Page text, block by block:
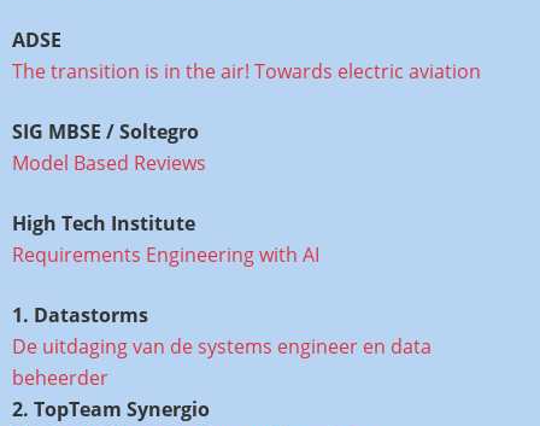
ADSE
The transition is in the air! Towards electric aviation
SIG MBSE / Soltegro
Model Based Reviews
High Tech Institute
Requirements Engineering with AI
1. Datastorms
De uitdaging van de systems engineer en data
beheerder
2. TopTeam Synergio